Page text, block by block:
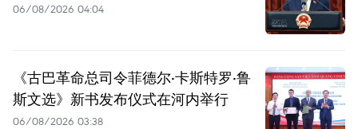
06/08/2026 04:04
《古巴革命总司令菲德尔·卡斯特罗·鲁
斯文选》新书发布仪式在河内举行
06/08/2026 03:38